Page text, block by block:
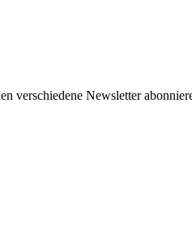
Newsletter